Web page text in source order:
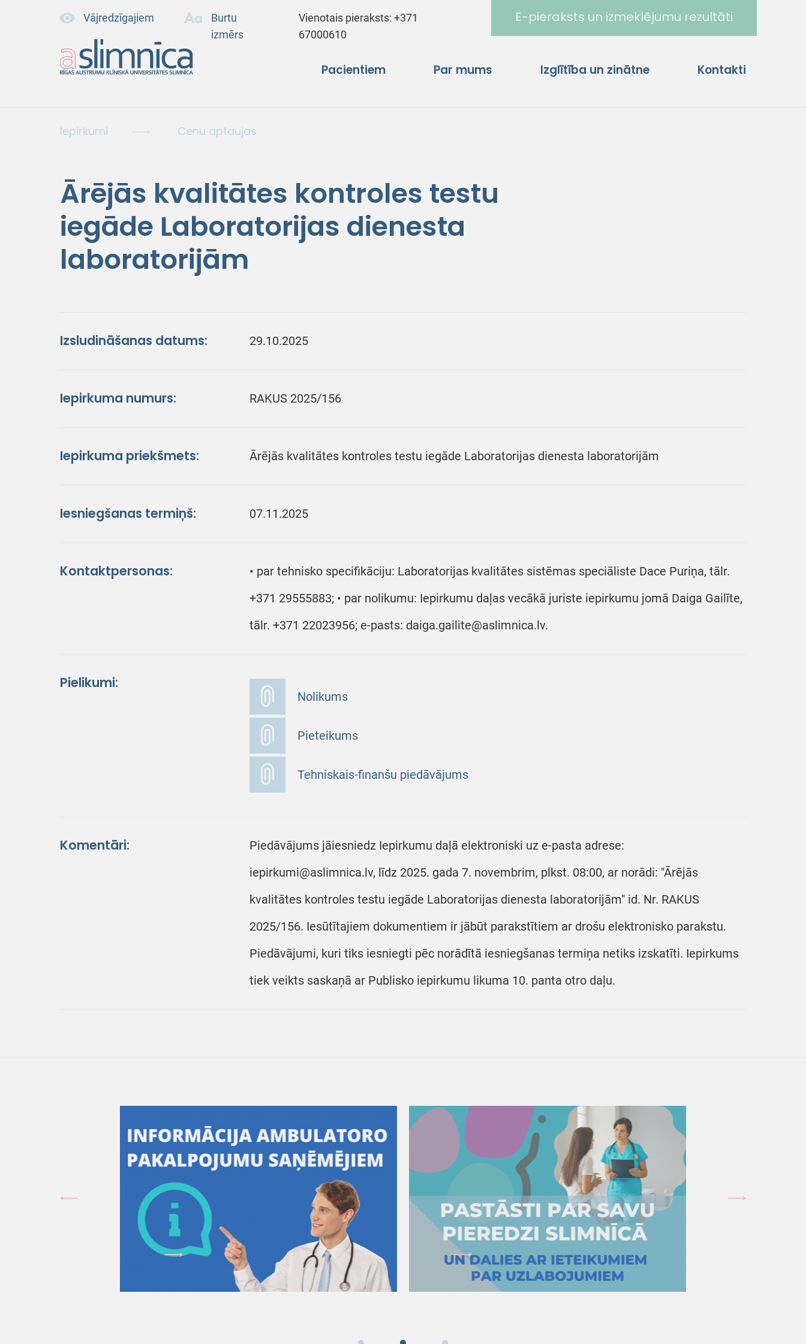
Vājredzīgajiem
Burtu
izmērs
Vienotais pieraksts:+371
67000610
E-pieraksts un izmeklējumu rezultāti
Pacientiem Par mums Izglītība un zinātne Kontakti
Iepirkumi Cenu aptaujas
Ārējās kvalitātes kontroles testu
iegāde Laboratorijas dienesta
laboratorijām
Izsludināšanas datums: 29.10.2025
Iepirkuma numurs: RAKUS 2025/156
Iepirkuma priekšmets: Ārējās kvalitātes kontroles testu iegāde Laboratorijas dienesta laboratorijām
Iesniegšanas termiņš: 07.11.2025
Kontaktpersonas:
• par tehnisko specifikāciju: Laboratorijas kvalitātes sistēmas speciāliste Dace Puriņa, tālr.
+371 29555883; • par nolikumu: Iepirkumu daļas vecākā juriste iepirkumu jomā Daiga Gailīte,
tālr. +371 22023956; e-pasts: daiga.gailite@aslimnica.lv.
Pielikumi:
Nolikums
Pieteikums
Tehniskais-finanšu piedāvājums
Komentāri:
Piedāvājums jāiesniedz Iepirkumu daļā elektroniski uz e-pasta adrese:
iepirkumi@aslimnica.lv, līdz 2025. gada 7. novembrim, plkst. 08:00, ar norādi: "Ārējās
kvalitātes kontroles testu iegāde Laboratorijas dienesta laboratorijām" id. Nr. RAKUS
2025/156. Iesūtītajiem dokumentiem ir jābūt parakstītiem ar drošu elektronisko parakstu.
Piedāvājumi, kuri tiks iesniegti pēc norādītā iesniegšanas termiņa netiks izskatīti. Iepirkums
tiek veikts saskaņā ar Publisko iepirkumu likuma 10. panta otro daļu.